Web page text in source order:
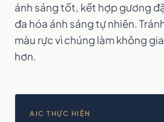
ánh sáng tốt, kết hợp gương
đa hóa ánh sáng tự nhiên.
màu rực vì chúng làm không
hơn.
AIC THỰC HIỆN